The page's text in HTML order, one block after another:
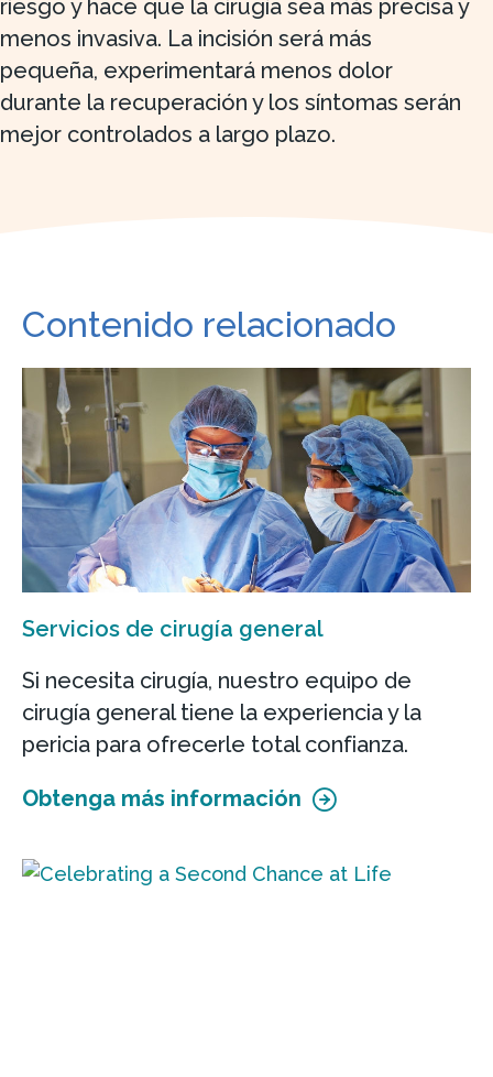
riesgo y hace que la cirugía sea más precisa y
menos invasiva. La incisión será más
pequeña, experimentará menos dolor
durante la recuperación y los síntomas serán
mejor controlados a largo plazo.
Contenido relacionado
Servicios de cirugía general
Si necesita cirugía, nuestro equipo de
cirugía general tiene la experiencia y la
pericia para ofrecerle total confianza.
Obtenga más información